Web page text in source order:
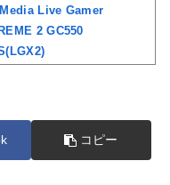
Live Gamer
2 GC550
コピー